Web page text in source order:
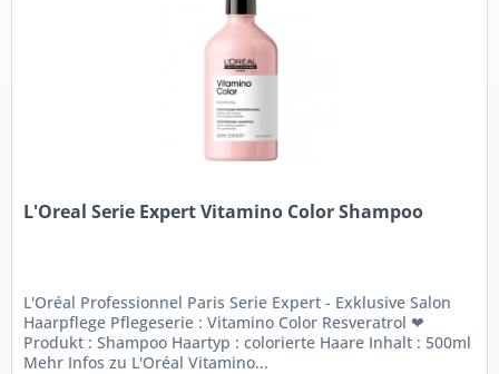
L'Oreal Serie Expert Vitamino Color Shampoo
L'Oréal Professionnel Paris Serie Expert - Exklusive Salon
Haarpflege Pflegeserie : Vitamino Color Resveratrol ❤
Produkt : Shampoo Haartyp : colorierte Haare Inhalt : 500ml
Mehr Infos zu L'Oréal Vitamino...